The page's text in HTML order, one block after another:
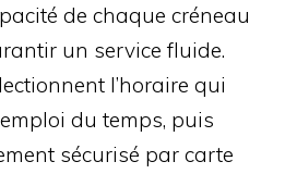
de chaque créneau
un service fluide.
l’horaire qui
du temps, puis
sécurisé par carte